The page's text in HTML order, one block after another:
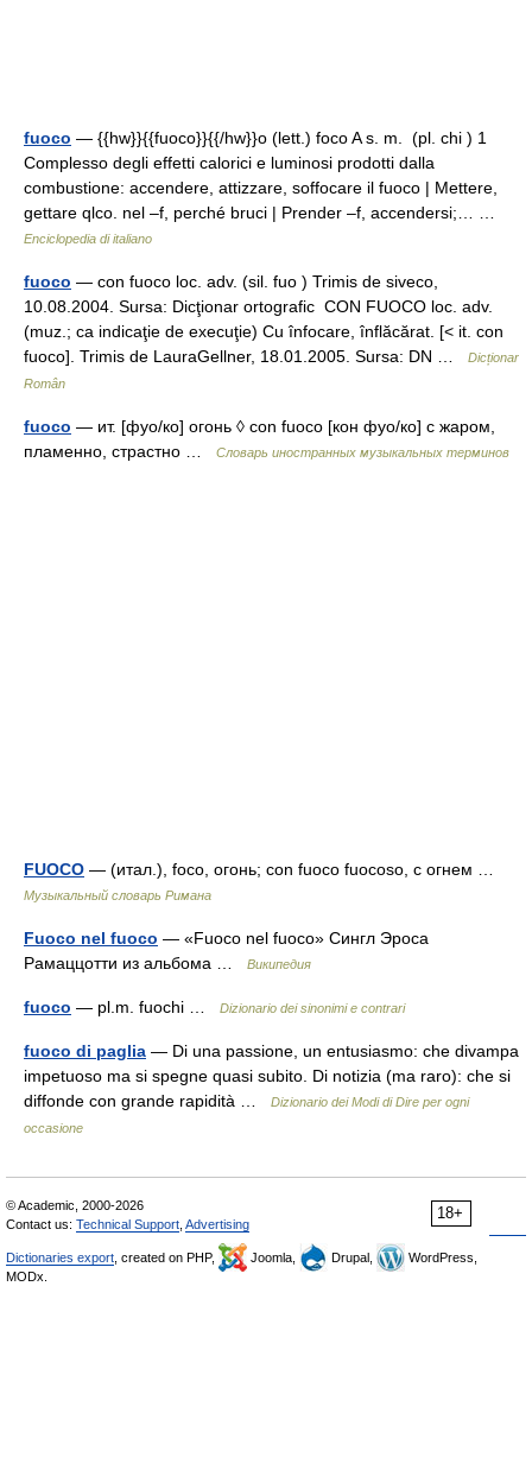
fuoco — {{hw}}{{fuoco}}{{/hw}}o (lett.) foco A s. m. (pl. chi ) 1
Complesso degli effetti calorici e luminosi prodotti dalla
combustione: accendere, attizzare, soffocare il fuoco | Mettere,
gettare qlco. nel –f, perché bruci | Prender –f, accendersi;… …
Enciclopedia di italiano
fuoco — con fuoco loc. adv. (sil. fuo ) Trimis de siveco,
10.08.2004. Sursa: Dicţionar ortografic CON FUOCO loc. adv.
(muz.; ca indicaţie de execuţie) Cu înfocare, înflăcărat. [< it. con
fuoco]. Trimis de LauraGellner, 18.01.2005. Sursa: DN …
Dicționar
Român
fuoco — ит. [фуо/ко] огонь ◊ con fuoco [кон фуо/ко] с жаром,
пламенно, страстно …
Словарь иностранных музыкальных терминов
FUOCO — (итал.), foco, огонь; con fuoco fuocoso, с огнем …
Музыкальный словарь Римана
Fuoco nel fuoco — «Fuoco nel fuoco» Сингл Эроса
Рамаццотти из альбома …
Википедия
fuoco — pl.m. fuochi … Dizionario dei sinonimi e contrari
fuoco di paglia — Di una passione, un entusiasmo: che divampa
impetuoso ma si spegne quasi subito. Di notizia (ma raro): che si
diffonde con grande rapidità …
Dizionario dei Modi di Dire per ogni
occasione
18+
© Academic, 2000-2026
Contact us: Technical Support Advertising
Dictionaries export , created on PHP, Joomla, Drupal,
WordPress,
MODx.